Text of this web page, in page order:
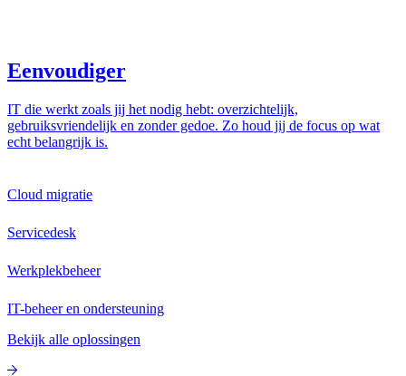
Eenvoudiger
IT die werkt zoals jij het nodig hebt: overzichtelijk,
gebruiksvriendelijk en zonder gedoe. Zo houd jij de focus op wat
echt belangrijk is.
Cloud migratie
Servicedesk
Werkplekbeheer
IT-beheer en ondersteuning
Bekijk alle oplossingen